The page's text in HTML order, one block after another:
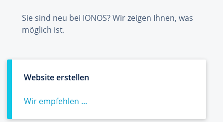
Sie sind neu bei IONOS? Wir zeigen Ihnen, was
möglich ist.
Website erstellen
Wir empfehlen ...